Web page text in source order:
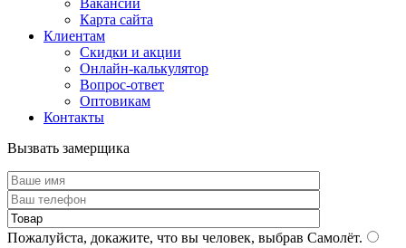
Вакансии
Карта сайта
Клиентам
Скидки и акции
Онлайн-калькулятор
Вопрос-ответ
Оптовикам
Контакты
Вызвать замерщика
Пожалуйста, докажите, что вы человек, выбрав Самолёт.